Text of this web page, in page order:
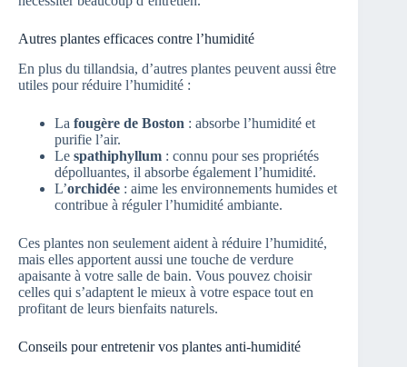
Autres plantes efficaces contre l’humidité
En plus du tillandsia, d’autres plantes peuvent aussi être
utiles pour réduire l’humidité :
La fougère de Boston : absorbe l’humidité et
purifie l’air.
Le spathiphyllum : connu pour ses propriétés
dépolluantes, il absorbe également l’humidité.
L’orchidée : aime les environnements humides et
contribue à réguler l’humidité ambiante.
Ces plantes non seulement aident à réduire l’humidité,
mais elles apportent aussi une touche de verdure
apaisante à votre salle de bain. Vous pouvez choisir
celles qui s’adaptent le mieux à votre espace tout en
profitant de leurs bienfaits naturels.
Conseils pour entretenir vos plantes anti-humidité